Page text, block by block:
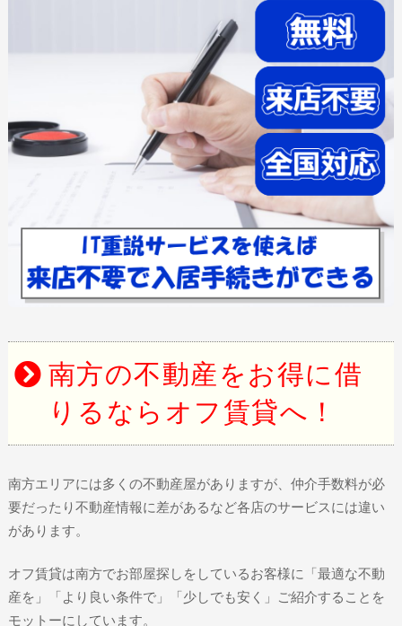
南方の不動産をお得に借
りるならオフ賃貸へ！
南方エリアには多くの不動産屋がありますが、仲介手数料が必
要だったり不動産情報に差があるなど各店のサービスには違い
があります。
オフ賃貸は南方でお部屋探しをしているお客様に「最適な不動
産を」「より良い条件で」「少しでも安く」ご紹介することを
モットーにしています。